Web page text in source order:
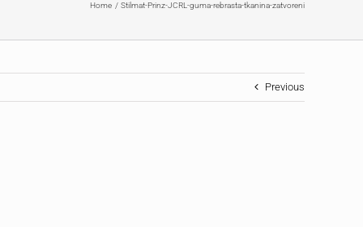
Home Stilmat-Prinz-JCRL-guma-rebrasta-tkanina-zatvoreni
Previous